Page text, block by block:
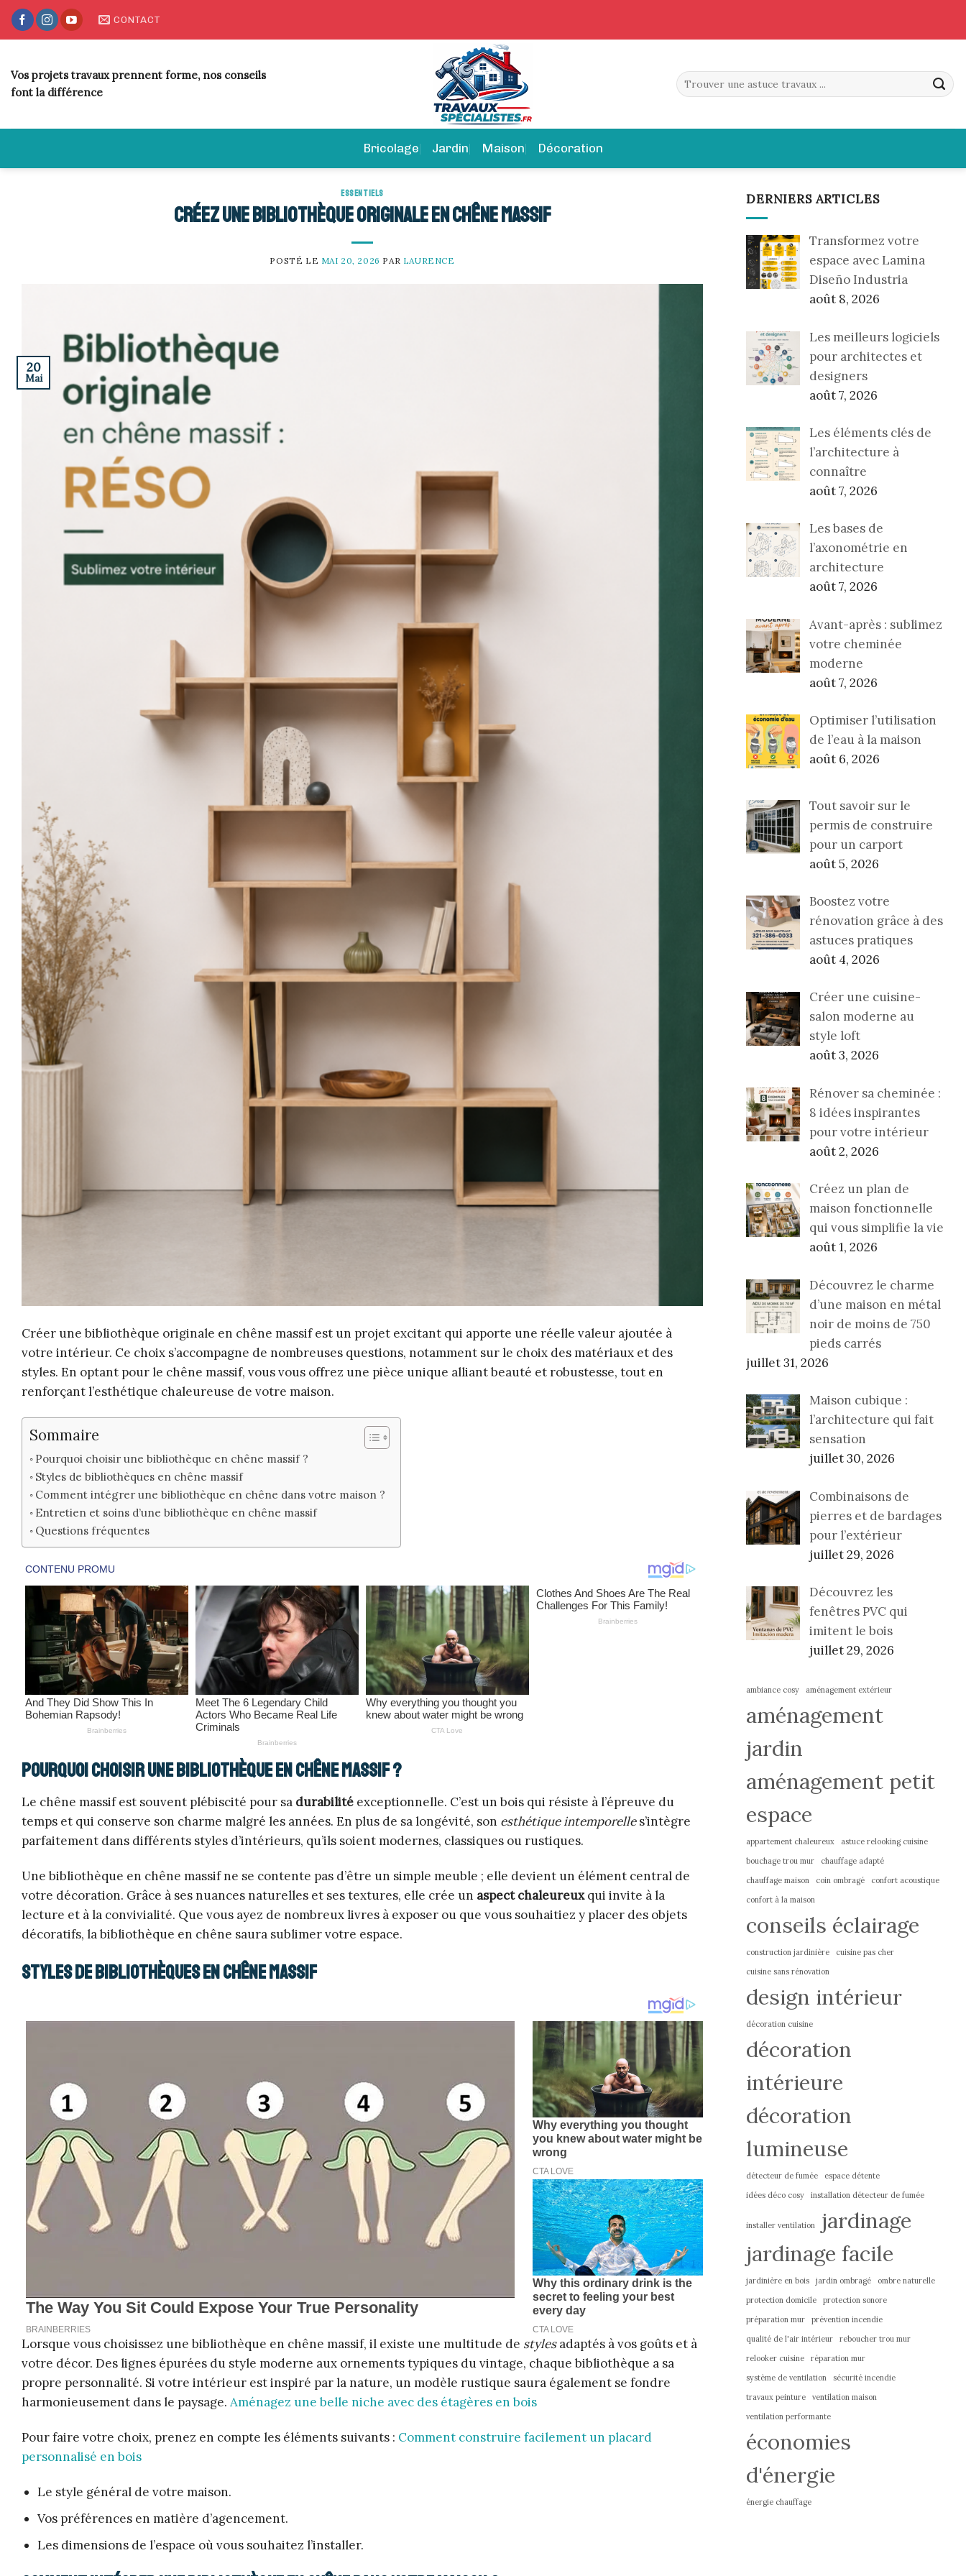
Skip
CONTACT
Vos projets travaux prennent forme, nos conseils
font la différence
Bricolage Jardin Maison Décoration
ESSENTIELS
Créez une bibliothèque originale en chêne massif
POSTÉ LE MAI 20, 2026 PAR LAURENCE
20
Mai
Créer une bibliothèque originale en chêne massif est un projet excitant qui apporte une réelle valeur ajoutée à
votre intérieur. Ce choix s’accompagne de nombreuses questions, notamment sur le choix des matériaux et des
styles. En optant pour le chêne massif, vous vous offrez une pièce unique alliant beauté et robustesse, tout en
renforçant l’esthétique chaleureuse de votre maison.
Sommaire
Pourquoi choisir une bibliothèque en chêne massif ?
Styles de bibliothèques en chêne massif
Comment intégrer une bibliothèque en chêne dans votre maison ?
Entretien et soins d’une bibliothèque en chêne massif
Questions fréquentes
Pourquoi choisir une bibliothèque en chêne massif ?
Le chêne massif est souvent plébiscité pour sa durabilité exceptionnelle. C’est un bois qui résiste à l’épreuve du
temps et qui conserve son charme malgré les années. En plus de sa longévité, son esthétique intemporelles’intègre
parfaitement dans différents styles d’intérieurs, qu’ils soient modernes, classiques ou rustiques.
Une bibliothèque en chêne massif ne se contente pas d’être un simple meuble ; elle devient un élément central de
votre décoration. Grâce à ses nuances naturelles et ses textures, elle crée un aspect chaleureuxqui invite à la
lecture et à la convivialité. Que vous ayez de nombreux livres à exposer ou que vous souhaitiez y placer des objets
décoratifs, la bibliothèque en chêne saura sublimer votre espace.
Styles de bibliothèques en chêne massif
Lorsque vous choisissez une bibliothèque en chêne massif, il existe une multitude de stylesadaptés à vos goûts et à
votre décor. Des lignes épurées du style moderne aux ornements typiques du vintage, chaque bibliothèque a sa
propre personnalité. Si votre intérieur est inspiré par la nature, un modèle rustique saura également se fondre
harmonieusement dans le paysage. Aménagez une belle niche avec des étagères en bois
Pour faire votre choix, prenez en compte les éléments suivants : Comment construire facilement un placard
personnalisé en bois
Le style général de votre maison.
Vos préférences en matière d’agencement.
Les dimensions de l’espace où vous souhaitez l’installer.
DERNIERS ARTICLES
Transformez votre
espace avec Lamina
Diseño Industria
août 8, 2026
Les meilleurs logiciels
pour architectes et
designers
août 7, 2026
Les éléments clés de
l’architecture à
connaître
août 7, 2026
Les bases de
l’axonométrie en
architecture
août 7, 2026
Avant-après : sublimez
votre cheminée
moderne
août 7, 2026
Optimiser l’utilisation
de l’eau à la maison
août 6, 2026
Tout savoir sur le
permis de construire
pour un carport
août 5, 2026
Boostez votre
rénovation grâce à des
astuces pratiques
août 4, 2026
Créer une cuisine-
salon moderne au
style loft
août 3, 2026
Rénover sa cheminée :
8 idées inspirantes
pour votre intérieur
août 2, 2026
Créez un plan de
maison fonctionnelle
qui vous simplifie la vie
août 1, 2026
Découvrez le charme
d’une maison en métal
noir de moins de 750
pieds carrés
juillet 31, 2026
Maison cubique :
l’architecture qui fait
sensation
juillet 30, 2026
Combinaisons de
pierres et de bardages
pour l’extérieur
juillet 29, 2026
Découvrez les
fenêtres PVC qui
imitent le bois
juillet 29, 2026
ambiance cosy aménagement extérieur
aménagement
jardin
aménagement petit
espace
appartement chaleureux
astuce relooking cuisine
bouchage trou mur
chauffage adapté
chauffage maison
coin ombragé
confort acoustique
confort à la maison
conseils éclairage
construction jardinière
cuisine pas cher
cuisine sans rénovation
design intérieur
décoration cuisine
décoration
intérieure
décoration
lumineuse
détecteur de fumée
espace détente
idées déco cosy
installation détecteur de fumée
installer ventilation
jardinage
jardinage facile
jardinière en bois jardin ombragé
ombre naturelle
protection domicile
protection sonore
préparation mur
prévention incendie
qualité de l'air intérieur
reboucher trou mur
relooker cuisine
réparation mur
système de ventilation
sécurité incendie
travaux peinture
ventilation maison
ventilation performante
économies
d'énergie
énergie chauffage